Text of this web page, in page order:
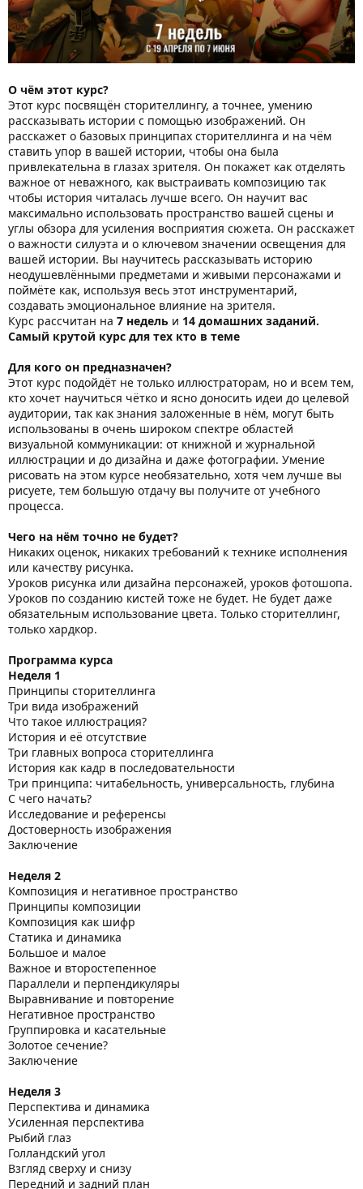
О чём этот курс?
Этот курс посвящён сторителлингу, а точнее, умению
рассказывать истории с помощью изображений. Он
расскажет о базовых принципах сторителлинга и на чём
ставить упор в вашей истории, чтобы она была
привлекательна в глазах зрителя. Он покажет как отделять
важное от неважного, как выстраивать композицию так
чтобы история читалась лучше всего. Он научит вас
максимально использовать пространство вашей сцены и
углы обзора для усиления восприятия сюжета. Он расскажет
о важности силуэта и о ключевом значении освещения для
вашей истории. Вы научитесь рассказывать историю
неодушевлёнными предметами и живыми персонажами и
поймёте как, используя весь этот инструментарий,
создавать эмоциональное влияние на зрителя.
Курс рассчитан на 7 недель и 14 домашних заданий.
Самый крутой курс для тех кто в теме
Для кого он предназначен?
Этот курс подойдёт не только иллюстраторам, но и всем тем,
кто хочет научиться чётко и ясно доносить идеи до целевой
аудитории, так как знания заложенные в нём, могут быть
использованы в очень широком спектре областей
визуальной коммуникации: от книжной и журнальной
иллюстрации и до дизайна и даже фотографии. Умение
рисовать на этом курсе необязательно, хотя чем лучше вы
рисуете, тем большую отдачу вы получите от учебного
процесса.
Чего на нём точно не будет?
Никаких оценок, никаких требований к технике исполнения
или качеству рисунка.
Уроков рисунка или дизайна персонажей, уроков фотошопа.
Уроков по созданию кистей тоже не будет. Не будет даже
обязательным использование цвета. Только сторителлинг,
только хардкор.
Программа курса
Неделя 1
Принципы сторителлинга
Три вида изображений
Что такое иллюстрация?
История и её отсутствие
Три главных вопроса сторителлинга
История как кадр в последовательности
Три принципа: читабельность, универсальность, глубина
С чего начать?
Исследование и референсы
Достоверность изображения
Заключение
Неделя 2
Композиция и негативное пространство
Принципы композиции
Композиция как шифр
Статика и динамика
Большое и малое
Важное и второстепенное
Параллели и перпендикуляры
Выравнивание и повторение
Негативное пространство
Группировка и касательные
Золотое сечение?
Заключение
Неделя 3
Перспектива и динамика
Усиленная перспектива
Рыбий глаз
Голландский угол
Взгляд сверху и снизу
Передний и задний план